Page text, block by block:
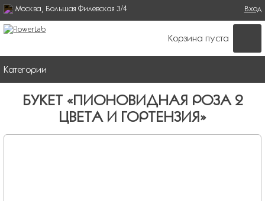
Москва, Большая Филевская 3/4 ФОРМА ПОИСКА
Вход
Корзина пуста
Категории
БУКЕТ «ПИОНОВИДНАЯ РОЗА 2
ЦВЕТА И ГОРТЕНЗИЯ»